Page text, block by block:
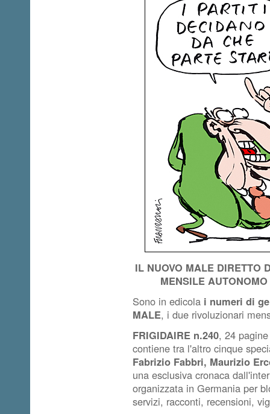
IL NUOVO MALE DIRETTO
MENSILE
Sono in edicola i numeri di
MALE, i due rivoluzionari
FRIGIDAIRE n.240, 24
contiene tra l'altro cinque
Fabrizio Fabbri, Maurizio
una esclusiva cronaca
organizzata in Germania per
servizi, racconti, recensioni,